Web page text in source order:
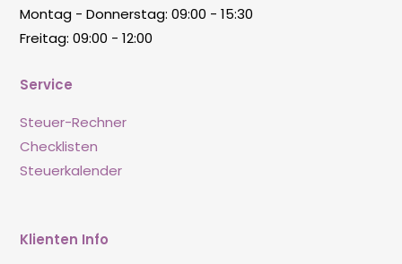
Service
Steuer-Rechner
Checklisten
Steuerkalender
Klienten Info
Montag - Donnerstag: 09:00 - 15:30
Freitag: 09:00 - 12:00